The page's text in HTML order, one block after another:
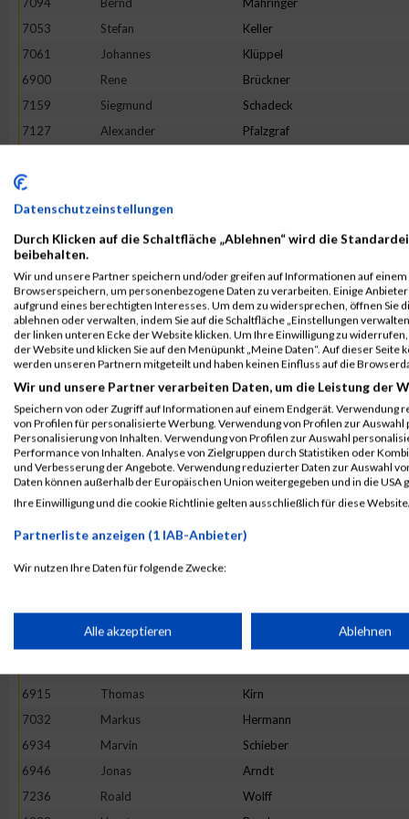
7053
Stefan Keller
7061
Johannes Klüppel
6900
Rene Brückner
7159
Siegmund Schadeck
7127
Alexander Pfalzgraf
6901
7031
Sebastian
7077
Nikolai Kurenkow
7138
6964
Thomas Bierweiler
7169
Ulrich Schmidt
6978
Patrick Büch
7003
Elias Essig
7165
Christoph Schilling
7214
Stefan Von Dosky
6968
Andreas Bondar
6981
Rüdiger Burkard
6921
Andreas Meir
7220
Martin Wallburg
6943
Tom
6989
Paul Conroy
Marius
6915
Thomas Kirn
7032
Markus Hermann
6934
Marvin Schieber
6946
Jonas Arndt
7236
Roald Wolff
Datenschutzeinstellungen
Durch Klicken auf die Schaltfläche „Ablehnen“ wird die
beibehalten.
Wir und unsere Partner speichern und/oder greifen auf Informationen auf einem
Browserspeichern, um personenbezogene Daten zu verarbeiten. Einige
aufgrund eines berechtigten Interesses. Um dem zu widersprechen, öffnen Sie
ablehnen oder verwalten, indem Sie auf die Schaltfläche „Einstellungen
der linken unteren Ecke der Website klicken. Um Ihre Einwilligung zu
der Website und klicken Sie auf den Menüpunkt „Meine Daten“. Auf dieser
werden unseren Partnern mitgeteilt und haben keinen Einfluss auf die
Wir und unsere Partner verarbeiten Daten, um die Leistung der
Speichern von oder Zugriff auf Informationen auf einem Endgerät. Verwendung
von Profilen für personalisierte Werbung. Verwendung von Profilen zur
Personalisierung von Inhalten. Verwendung von Profilen zur Auswahl
Performance von Inhalten. Analyse von Zielgruppen durch Statistiken oder
und Verbesserung der Angebote. Verwendung reduzierter Daten zur Auswahl
Daten können außerhalb der Europäischen Union weitergegeben und in die USA
Ihre Einwilligung und die cookie Richtlinie gelten ausschließlich für diese
Partnerliste anzeigen (1 IAB-Anbieter)
Wir nutzen Ihre Daten für folgende Zwecke:
Speichern von oder Zugriff auf Informationen auf einem
Erstellung von Profilen für personalisierte Werbung
Verwendung von Profilen zur Auswahl personalisierter Werbung
Alle akzeptieren Ablehnen